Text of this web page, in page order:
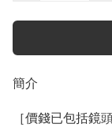
簡介
［價錢已包括鏡